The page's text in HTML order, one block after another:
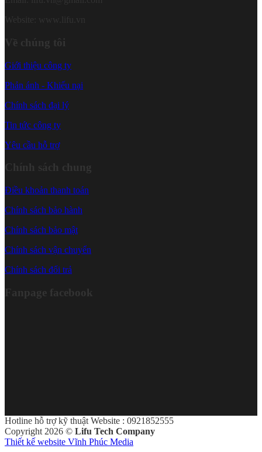
Về chúng tôi
Giới thiệu công ty
Phản ánh - Khiếu nại
Chính sách đại lý
Tin tức công ty
Yêu cầu hỗ trợ
Chính sách chung
Điều khoản thanh toán
Chính sách bảo hành
Chính sách bảo mật
Chính sách vận chuyển
Chính sách đổi trả
Fanpage facebook
Hotline hỗ trợ kỹ thuật Website : 0921852555
Copyright 2026 © Lifu Tech Company
Thiết kế website Vĩnh Phúc Media